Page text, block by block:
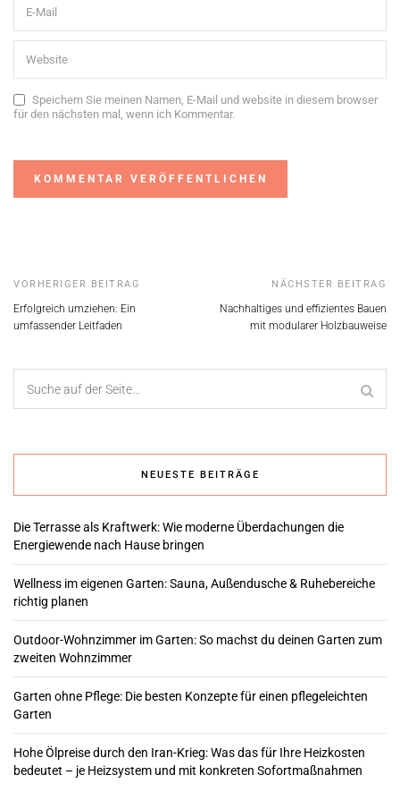
Speichern Sie meinen Namen, E-Mail und website in diesem browser
für den nächsten mal, wenn ich Kommentar.
VORHERIGER BEITRAG
Erfolgreich umziehen: Ein
umfassender Leitfaden
NÄCHSTER BEITRAG
Nachhaltiges und effizientes Bauen
mit modularer Holzbauweise
NEUESTE BEITRÄGE
Die Terrasse als Kraftwerk: Wie moderne Überdachungen die
Energiewende nach Hause bringen
Wellness im eigenen Garten: Sauna, Außendusche & Ruhebereiche
richtig planen
Outdoor-Wohnzimmer im Garten: So machst du deinen Garten zum
zweiten Wohnzimmer
Garten ohne Pflege: Die besten Konzepte für einen pflegeleichten
Garten
Hohe Ölpreise durch den Iran-Krieg: Was das für Ihre Heizkosten
bedeutet – je Heizsystem und mit konkreten Sofortmaßnahmen